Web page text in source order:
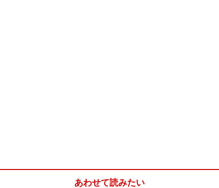
オリーブオイル 大さじ2杯
あわせて読みたい